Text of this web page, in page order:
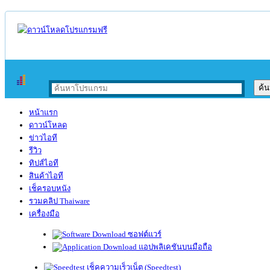
หน้าแรก
ดาวน์โหลด
ข่าวไอที
รีวิว
ทิปส์ไอที
สินค้าไอที
เช็ครอบหนัง
รวมคลิป Thaiware
เครื่องมือ
ซอฟต์แวร์
แอปพลิเคชันบนมือถือ
เช็คความเร็วเน็ต (Speedtest)